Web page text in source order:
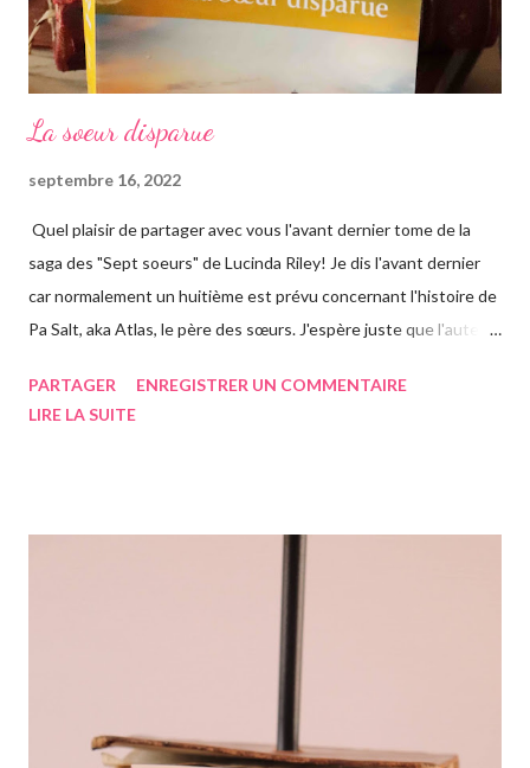
La soeur disparue
septembre 16, 2022
Quel plaisir de partager avec vous l'avant dernier tome de la
saga des "Sept soeurs" de Lucinda Riley! Je dis l'avant dernier
car normalement un huitième est prévu concernant l'histoire de
Pa Salt, aka Atlas, le père des sœurs. J'espère juste que l'auteur
Chose que j'ai d'ailleurs apprise en commençant le roman, ça m'a
rapidement, un vieil homme de plus de quatre-vingts-ans a
adopté six filles, issues de ses voyages qu'il élève à Genève en
également par Marina, appelée Ma, leur gouvernante/nounou
PARTAGER
ENREGISTRER UN COMMENTAIRE
LIRE LA SUITE